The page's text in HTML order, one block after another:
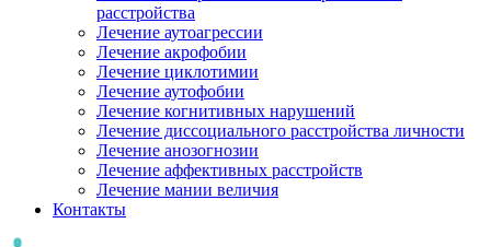
расстройства
Лечение аутоагрессии
Лечение акрофобии
Лечение циклотимии
Лечение аутофобии
Лечение когнитивных нарушений
Лечение диссоциального расстройства личности
Лечение анозогнозии
Лечение аффективных расстройств
Лечение мании величия
Контакты